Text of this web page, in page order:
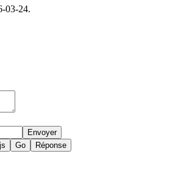
03-24.
Envoyer
Go Réponse